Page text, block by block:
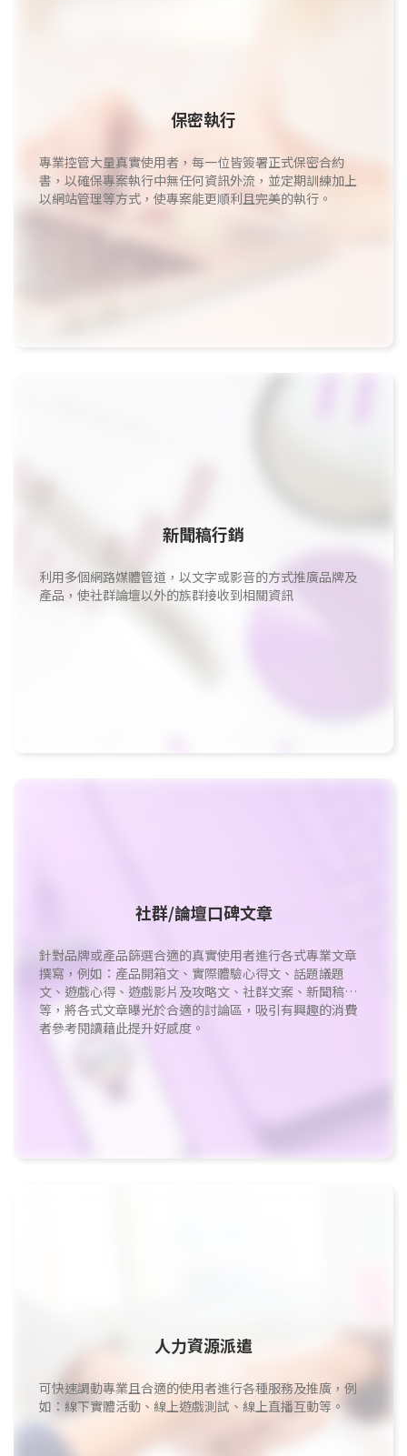
保密執行
專業控管大量真實使用者，每一位皆簽署正式保密合約
書，以確保專案執行中無任何資訊外流，並定期訓練加上
以網站管理等方式，使專案能更順利且完美的執行。
新聞稿行銷
利用多個網路媒體管道，以文字或影音的方式推廣品牌及
產品，使社群論壇以外的族群接收到相關資訊
社群/論壇口碑文章
針對品牌或產品篩選合適的真實使用者進行各式專業文章
撰寫，例如：產品開箱文、實際體驗心得文、話題議題
文、遊戲心得、遊戲影片及攻略文、社群文案、新聞稿…
等，將各式文章曝光於合適的討論區，吸引有興趣的消費
者參考閱讀藉此提升好感度。
人力資源派遣
可快速調動專業且合適的使用者進行各種服務及推廣，例
如：線下實體活動、線上遊戲測試、線上直播互動等。